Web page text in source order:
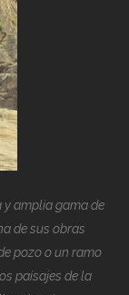
y amplia gama de
de sus obras
pozo o un ramo
paisajes de la